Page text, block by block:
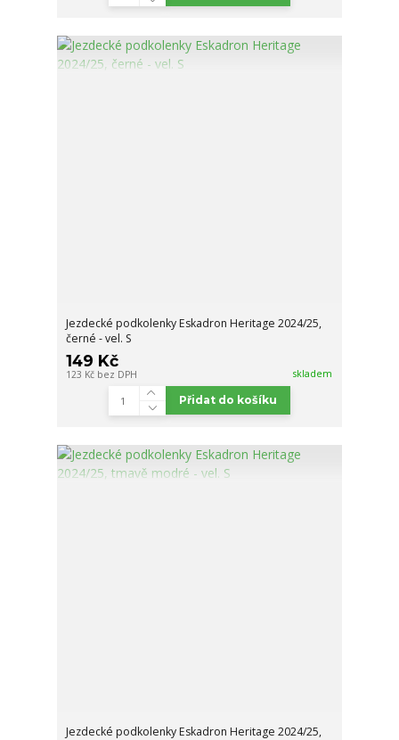
Jezdecké podkolenky Eskadron Heritage 2024/25,
černé - vel. S
149 Kč
123 Kč bez DPH skladem
Přidat do košíku
Jezdecké podkolenky Eskadron Heritage 2024/25,